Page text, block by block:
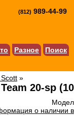
(812) 989-44-99
Разное
Поиск
»
20-sp
о наличии